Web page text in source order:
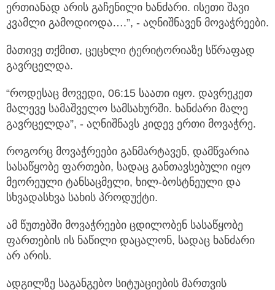
ერთიანად არის გაჩენილი ხანძარი. ისეთი შავი
კვამლი გამოდიოდა….”, - აღნიშნავენ მოვაჭრეები.
მათივე თქმით, ცეცხლი ტერიტორიაზე სწრაფად
გავრცელდა.
“როდესაც მოვედი, 06:15 საათი იყო. დავრეკეთ
მალევე სამაშველო სამსახურში. ხანძარი მალე
გავრცელდა”, - აღნიშნავს კიდევ ერთი მოვაჭრე.
როგორც მოვაჭრეები განმარტავენ, დამწვარია
სასაწყობე ფართები, სადაც განთავსებული იყო
მეორეული ტანსაცმელი, ხილ-ბოსტნეული და
სხვადასხვა სახის პროდუქტი.
ამ წუთებში მოვაჭრეები ცდილობენ სასაწყობე
ფართების ის ნაწილი დაცალონ, სადაც ხანძარი
არ არის.
ადგილზე საგანგებო სიტუაციების მართვის